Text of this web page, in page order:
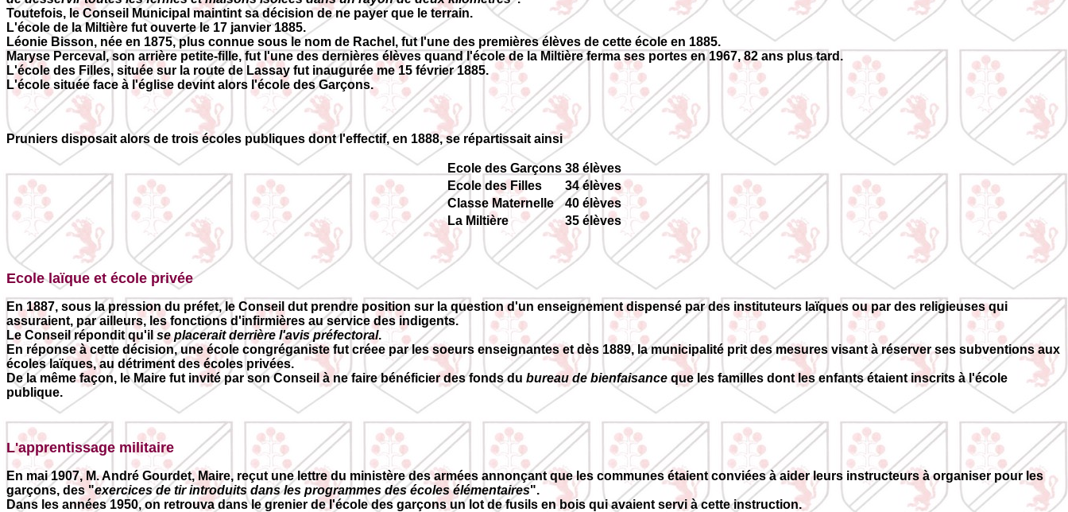
Toutefois, le Conseil Municipal maintint sa décision de ne payer que le terrain.
L'école de la Miltière fut ouverte le 17 janvier 1885.
Léonie Bisson, née en 1875, plus connue sous le nom de Rachel, fut l'une des premières élèves de cette école en 1885.
Maryse Perceval, son arrière petite-fille, fut l'une des dernières élèves quand l'école de la Miltière ferma ses portes en 1967, 82 ans plus tard.
L'école des Filles, située sur la route de Lassay fut inaugurée me 15 février 1885.
L'école située face à l'église devint alors l'école des Garçons.
Pruniers disposait alors de trois écoles publiques dont l'effectif, en 1888, se répartissait ainsi
Ecole des Garçons 38 élèves
Ecole des Filles
34 élèves
Classe Maternelle
40 élèves
La Miltière
35 élèves
Ecole laïque et école privée
En 1887, sous la pression du préfet, le Conseil dut prendre position sur la question d'un enseignement dispensé par des instituteurs laïques ou par des religieuses qui
assuraient, par ailleurs, les fonctions d'infirmières au service des indigents.
Le Conseil répondit qu'il se placerait derrière l'avis préfectoral.
En réponse à cette décision, une école congréganiste fut créee par les soeurs enseignantes et dès 1889, la municipalité prit des mesures visant à réserver ses subventions aux
écoles laïques, au détriment des écoles privées.
De la même façon, le Maire fut invité par son Conseil à ne faire bénéficier des fonds du bureau de bienfaisanceque les familles dont les enfants étaient inscrits à l'école
publique.
L'apprentissage militaire
En mai 1907, M. André Gourdet, Maire, reçut une lettre du ministère des armées annonçant que les communes étaient conviées à aider leurs instructeurs à organiser pour les
garçons, des "exercices de tir introduits dans les programmes des écoles élémentaires".
Dans les années 1950, on retrouva dans le grenier de l'école des garçons un lot de fusils en bois qui avaient servi à cette instruction.